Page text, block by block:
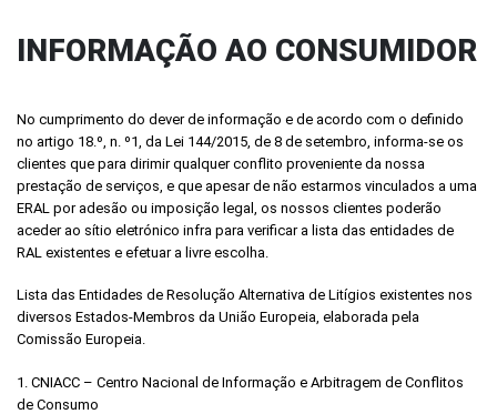
INFORMAÇÃO AO CONSUMIDOR
No cumprimento do dever de informação e de acordo com o definido
no artigo 18.º, n. º1, da Lei 144/2015, de 8 de setembro, informa-se os
clientes que para dirimir qualquer conflito proveniente da nossa
prestação de serviços, e que apesar de não estarmos vinculados a uma
ERAL por adesão ou imposição legal, os nossos clientes poderão
aceder ao sítio eletrónico infra para verificar a lista das entidades de
RAL existentes e efetuar a livre escolha.
Lista das Entidades de Resolução Alternativa de Litígios existentes nos
diversos Estados-Membros da União Europeia, elaborada pela
Comissão Europeia.
1. CNIACC – Centro Nacional de Informação e Arbitragem de Conflitos
de Consumo